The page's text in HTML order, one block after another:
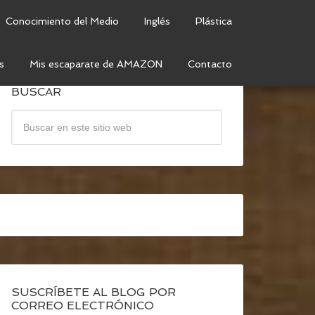
Conocimiento del Medio Inglés Plástica
Mis escaparate de AMAZON Contacto
BUSCAR
SUSCRÍBETE AL BLOG POR
CORREO ELECTRÓNICO